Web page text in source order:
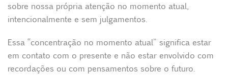
sobre nossa própria atenção no momento atual,
intencionalmente e sem julgamentos.
Essa “concentração no momento atual” significa estar
em contato com o presente e não estar envolvido com
recordações ou com pensamentos sobre o futuro.